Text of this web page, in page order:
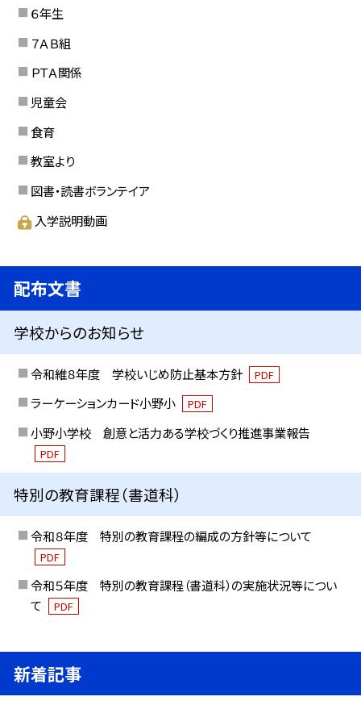
６年生
７ＡＢ組
ＰＴＡ関係
児童会
食育
教室より
図書・読書ボランテイア
入学説明動画
配布文書
学校からのお知らせ
令和維８年度 学校いじめ防止基本方針 PDF
ラーケーションカード小野小 PDF
小野小学校 創意と活力ある学校づくり推進事業報告
PDF
特別の教育課程（書道科）
令和８年度 特別の教育課程の編成の方針等について
PDF
令和５年度 特別の教育課程（書道科）の実施状況等につい
て
PDF
新着記事